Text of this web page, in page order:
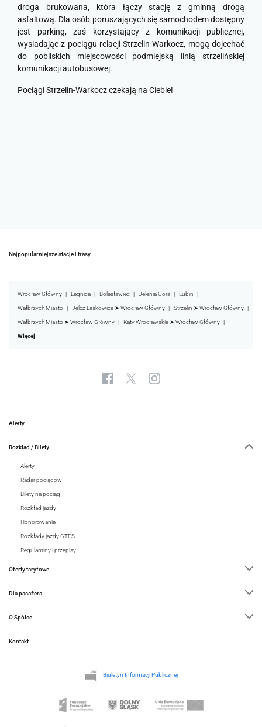
droga brukowana, która łączy stację z gminną drogą
asfaltową. Dla osób poruszających się samochodem dostępny
jest parking, zaś korzystający z komunikacji publicznej,
wysiadając z pociągu relacji Strzelin-Warkocz, mogą dojechać
do pobliskich miejscowości podmiejską linią strzelińskiej
komunikacji autobusowej.
Pociągi Strzelin-Warkocz czekają na Ciebie!
Najpopularniejsze stacje i trasy
Wrocław Główny Legnica Bolesławiec Jelenia Góra Lubin
Wałbrzych Miasto Jelcz Laskowice ➤ Wrocław Główny Strzelin ➤ Wrocław Główny
Wałbrzych Miasto ➤ Wrocław Główny Kąty Wrocławskie ➤ Wrocław Główny
Więcej
Alerty
Rozkład / Bilety
Alerty
Radar pociągów
Bilety na pociąg
Rozkład jazdy
Honorowanie
Rozkłady jazdy GTFS
Regulaminy i przepisy
Oferty taryfowe
Dla pasażera
O Spółce
Kontakt
Biuletyn Informacji Publicznej